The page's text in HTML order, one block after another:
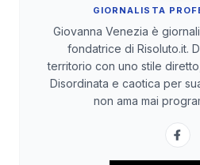
GIORNALISTA
Giovanna Venezia è
fondatrice di Risoluto.it.
territorio con uno stile
Disordinata e caotica per
non ama mai